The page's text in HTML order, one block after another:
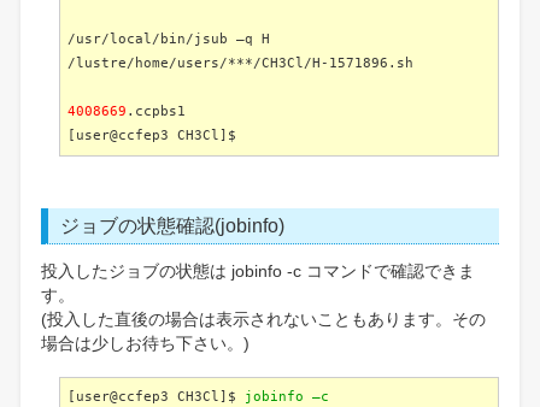
/usr/local/bin/jsub –q H
/lustre/home/users/***/CH3Cl/H-1571896.sh
4008669 .ccpbs1
[user@ccfep3 CH3Cl]$
ジョブの状態確認(jobinfo)
投入したジョブの状態は jobinfo -c コマンドで確認できま
す。
(投入した直後の場合は表示されないこともあります。その
場合は少しお待ち下さい。)
[user@ccfep3 CH3Cl]$ jobinfo –c